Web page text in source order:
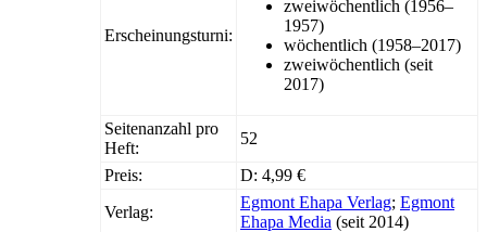
Erscheinungsturni:
zweiwöchentlich (1956–
1957)
wöchentlich (1958–2017)
zweiwöchentlich (seit
2017)
Seitenanzahl pro
Heft:
52
Preis:
D: 4,99 €
Verlag:
Egmont Ehapa Verlag; Egmont
Ehapa Media (seit 2014)